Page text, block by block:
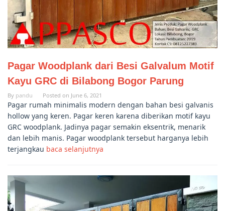
Pagar Woodplank dari Besi Galvalum Motif
Kayu GRC di Bilabong Bogor Parung
By pandu Posted on June 6, 2021
Pagar rumah minimalis modern dengan bahan besi galvanis
hollow yang keren. Pagar keren karena diberikan motif kayu
GRC woodplank. Jadinya pagar semakin eksentrik, menarik
dan lebih manis. Pagar woodplank tersebut harganya lebih
terjangkau baca selanjutnya